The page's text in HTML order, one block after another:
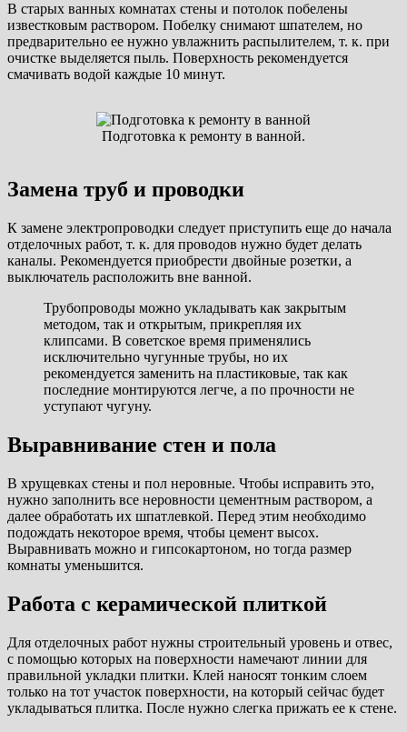
В старых ванных комнатах стены и потолок побелены
известковым раствором. Побелку снимают шпателем, но
предварительно ее нужно увлажнить распылителем, т. к. при
очистке выделяется пыль. Поверхность рекомендуется
смачивать водой каждые 10 минут.
Подготовка к ремонту в ванной.
Замена труб и проводки
К замене электропроводки следует приступить еще до начала
отделочных работ, т. к. для проводов нужно будет делать
каналы. Рекомендуется приобрести двойные розетки, а
выключатель расположить вне ванной.
Трубопроводы можно укладывать как закрытым
методом, так и открытым, прикрепляя их
клипсами. В советское время применялись
исключительно чугунные трубы, но их
рекомендуется заменить на пластиковые, так как
последние монтируются легче, а по прочности не
уступают чугуну.
Выравнивание стен и пола
В хрущевках стены и пол неровные. Чтобы исправить это,
нужно заполнить все неровности цементным раствором, а
далее обработать их шпатлевкой. Перед этим необходимо
подождать некоторое время, чтобы цемент высох.
Выравнивать можно и гипсокартоном, но тогда размер
комнаты уменьшится.
Работа с керамической плиткой
Для отделочных работ нужны строительный уровень и отвес,
с помощью которых на поверхности намечают линии для
правильной укладки плитки. Клей наносят тонким слоем
только на тот участок поверхности, на который сейчас будет
укладываться плитка. После нужно слегка прижать ее к стене.